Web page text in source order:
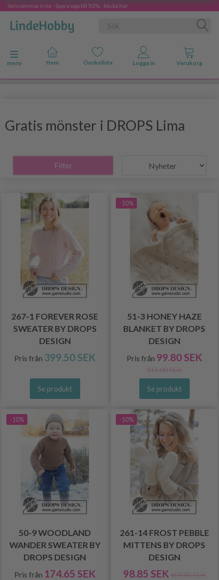
Sensommarsrea - Spara upp till 50% - klicka här
Ändra navigering
meny
Gratis mönster i DROPS Lima
Filter
267-1 FOREVER ROSE
SWEATER BY DROPS
DESIGN
Pris från 399.50 SEK
Se produkt
-10%
51-3 HONEY HAZE
BLANKET BY DROPS
DESIGN
Pris från 99.80 SEK
111.80 SEK
Se produkt
-10%
50-9 WOODLAND
WANDER SWEATER BY
DROPS DESIGN
Pris från 174.65 SEK
-10%
261-14 FROST PEBBLE
MITTENS BY DROPS
DESIGN
98.85 SEK 109.85 SEK